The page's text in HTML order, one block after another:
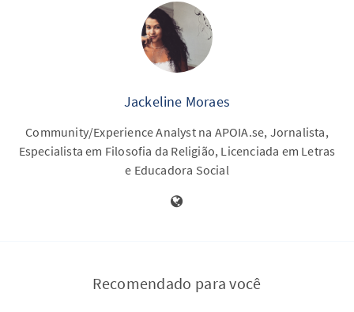
Jackeline Moraes
Community/Experience Analyst na APOIA.se, Jornalista,
Especialista em Filosofia da Religião, Licenciada em Letras
e Educadora Social
Recomendado para você